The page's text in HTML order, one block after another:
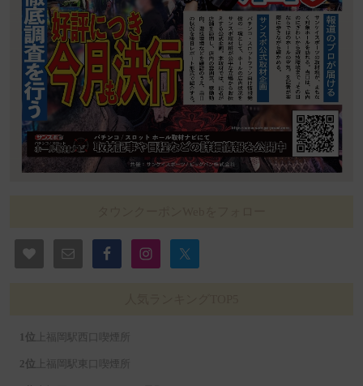
上福岡駅西口喫煙所
上福岡駅東口喫煙所